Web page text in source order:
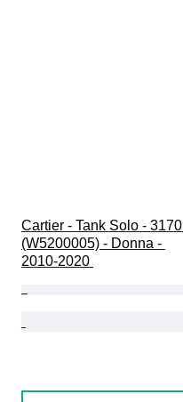
Cartier - Tank Solo - 3170
(W5200005) - Donna -
2010-2020